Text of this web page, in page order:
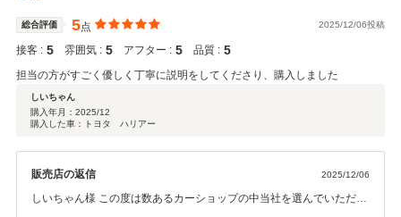
総合評価 5点 2025/12/06投稿
接客 : 5 雰囲気 : 5 アフター : 5 品質 : 5
担当の方がすごく優しく丁寧に説明をしてくださり、購入しました
しいちゃん
購入年月： 2025/12
購入した車：トヨタ ハリアー
販売店の返信 2025/12/06
しいちゃん様 この度は数あるカーショップの中当社を選んでいただき